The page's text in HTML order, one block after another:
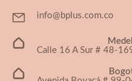
info@bplus.com.co
Calle 16 A Sur # 48-